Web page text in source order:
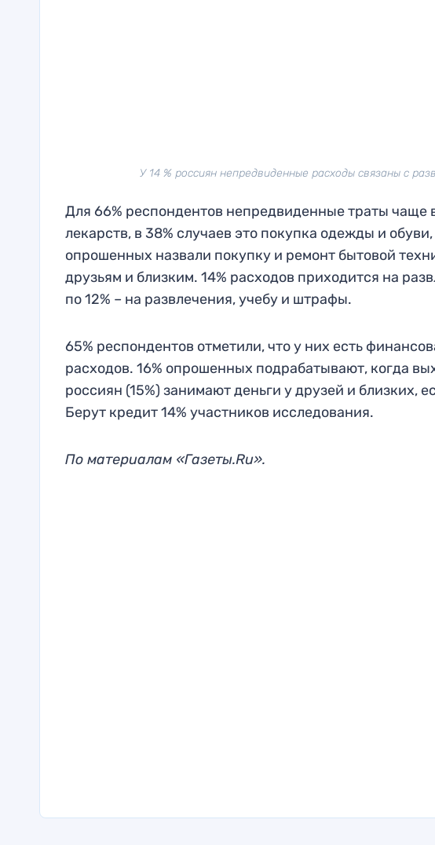
У 14 % россиян непредвиденные расходы связаны с
Для 66% респондентов непредвиденные траты чаще
лекарств, в 38% случаев это покупка одежды и
опрошенных назвали покупку и ремонт бытовой
друзьям и близким. 14% расходов приходится на
по 12% – на развлечения, учебу и штрафы.
65% респондентов отметили, что у них есть
расходов. 16% опрошенных подрабатывают, когда
россиян (15%) занимают деньги у друзей и близких,
Берут кредит 14% участников исследования.
По материалам «Газеты.Ru».